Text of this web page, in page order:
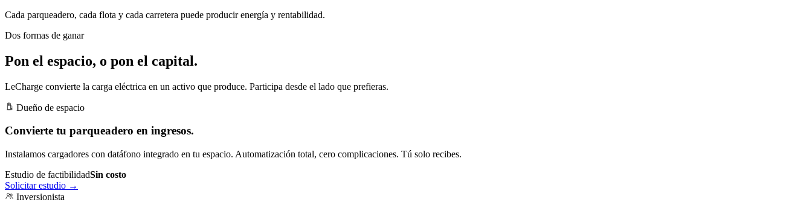
Cada parqueadero, cada flota y cada carretera puede producirenergía y rentabilidad.
Dos formas de ganar
Pon el espacio, o pon el capital.
LeCharge convierte la carga eléctrica en un activo que produce. Participa desde el lado que prefieras.
Dueño de espacio
Convierte tu parqueadero en ingresos.
Instalamos cargadores con datáfono integrado en tu espacio. Automatización total, cero complicaciones. Tú solo recibes.
Estudio de factibilidadSin costo
Solicitar estudio →
Inversionista